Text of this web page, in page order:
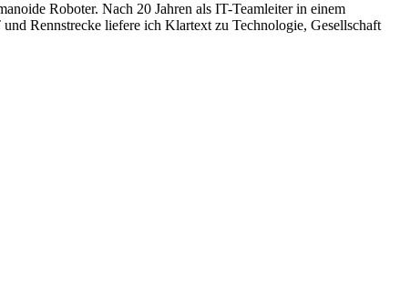
Roboter. Nach 20 Jahren als IT-Teamleiter in einem
Rennstrecke liefere ich Klartext zu Technologie, Gesellschaft